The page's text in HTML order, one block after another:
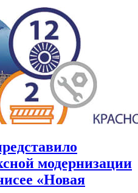
модернизации
«Новая